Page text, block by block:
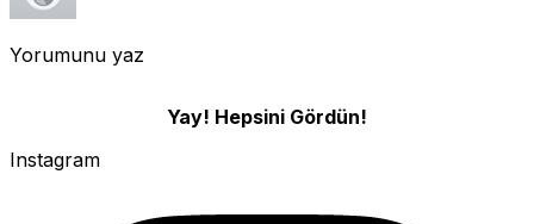
Yorumunu yaz
Yay! Hepsini Gördün!
Instagram